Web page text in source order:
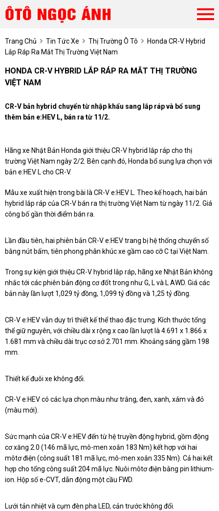
Trang Chủ Tin Tức Xe Thị Trường Ô Tô
Honda CR-V Hybrid
Lắp Ráp Ra Mắt Thị Trường Việt Nam
HONDA CR-V HYBRID LẮP RÁP RA MẮT THỊ TRƯỜNG
VIỆT NAM
CR-V bản hybrid chuyển từ nhập khẩu sang lắp ráp và bổ sung
thêm bản e:HEV L, bán ra từ 11/2.
Hãng xe Nhật Bản Honda giới thiệu CR-V hybrid lắp ráp cho thị
trường Việt Nam ngày 2/2. Bên cạnh đó, Honda bổ sung lựa chọn với
bản e:HEV L cho CR-V.
Mẫu xe xuất hiện trong bài là CR-V e:HEV L. Theo kế hoạch, hai bản
hybrid lắp ráp của CR-V bán ra thị trường Việt Nam từ ngày 11/2. Giá
công bố gần thời điểm bán ra.
Lần đầu tiên, hai phiên bản CR-V e:HEV trang bị hệ thống chuyển số
bằng nút bấm, tiên phong phân khúc xe gầm cao cỡ C tại Việt Nam.
Trong sự kiện giới thiệu CR-V hybrid lắp ráp, hãng xe Nhật Bản không
nhắc tới các phiên bản động cơ đốt trong như G, L và L AWD. Giá các
bản này lần lượt 1,029 tỷ đồng, 1,099 tỷ đồng và 1,25 tỷ đồng.
CR-V e:HEV vẫn duy trì thiết kế thể thao đặc trưng. Kích thước tổng
thể giữ nguyên, với chiều dài x rộng x cao lần lượt là 4.691 x 1.866 x
1.681 mm và chiều dài trục cơ sở 2.701 mm. Khoảng sáng gầm 198
mm.
Thiết kế đuôi xe không đổi.
CR-V e:HEV có các lựa chọn màu như trắng, đen, xanh, xám và đỏ
(màu mới).
Sức mạnh của CR-V e:HEV đến từ hệ truyền động hybrid, gồm động
cơ xăng 2.0 (146 mã lực, mô-men xoắn 183 Nm) kết hợp với hai
môtơ điện (công suất 181 mã lực, mô-men xoắn 335 Nm). Cả hai kết
hợp cho tổng công suất 204 mã lực. Nuôi môtơ điện bằng pin lithium-
ion. Hộp số e-CVT, dẫn động một cầu FWD.
Lưới tản nhiệt và cụm đèn pha LED, cản trước không đổi.